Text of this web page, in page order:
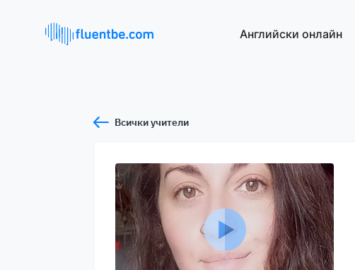
Английски онлайн
Всички учители